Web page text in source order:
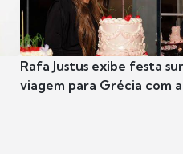
Rafa Justus exibe festa
viagem para Grécia com